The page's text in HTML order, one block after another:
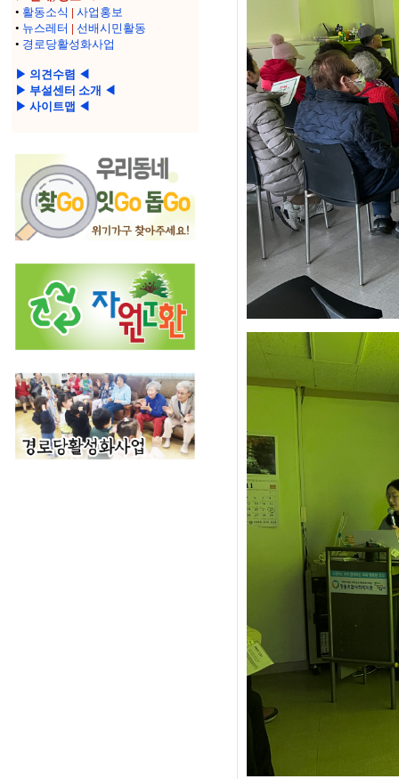
• 활동소식 | 사업홍보
• 뉴스레터 | 선배시민활동
• 경로당활성화사업
▶ 의견수렴 ◀
▶ 부설센터 소개 ◀
▶ 사이트맵 ◀